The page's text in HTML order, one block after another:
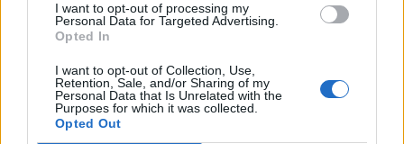
I want to opt-out of processing my
Personal Data for Targeted Advertising.
Opted In
I want to opt-out of Collection, Use,
Retention, Sale, and/or Sharing of my
Personal Data that Is Unrelated with the
Purposes for which it was collected.
Opted Out